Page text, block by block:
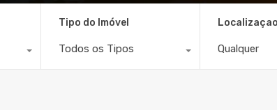
Tipo do Imóvel
Todos os Tipos Qualquer